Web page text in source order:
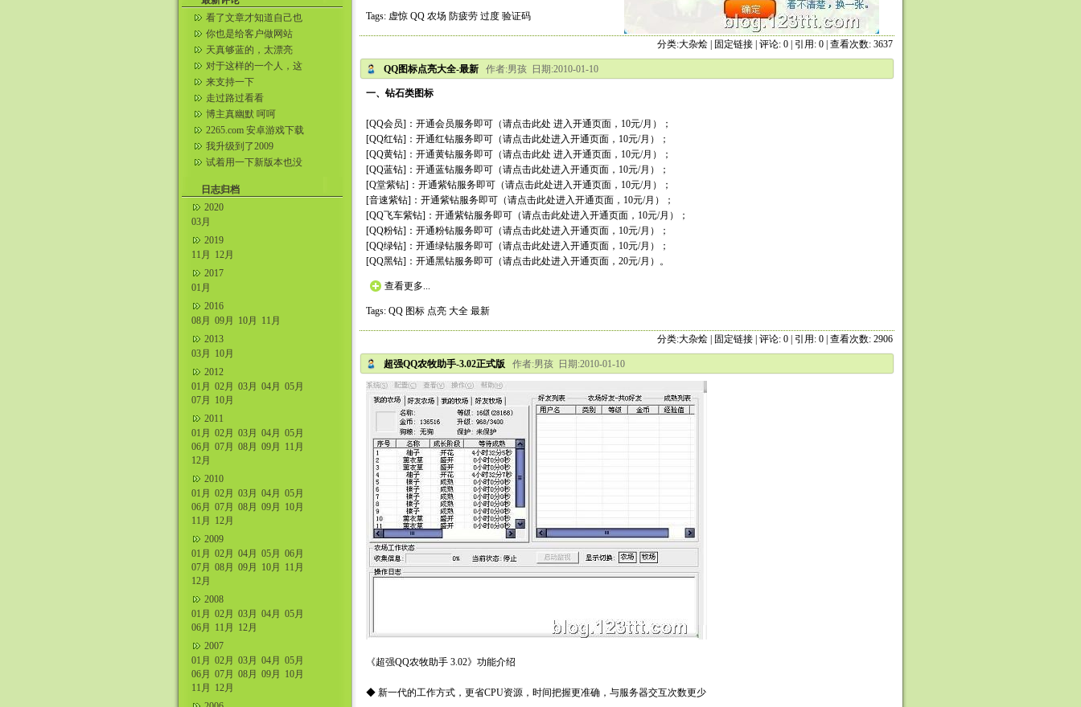
Tags: 虚惊 QQ 农场 防疲劳 过度 验证码
分类:大杂烩 固定链接 评论: 0 | 引用: 0 | 查看次数: 3637
QQ图标点亮大全-最新 作者:男孩 日期:2010-01-10
一、钻石类图标
[QQ会员] ：开通会员服务即可（请点击此处 进入开通页面，10元/月）；
[QQ红钻]：开通红钻服务即可（请点击此处进入开通页面，10元/月）；
[QQ黄钻]：开通黄钻服务即可（请点击此处 进入开通页面，10元/月）；
[QQ蓝钻]：开通蓝钻服务即可（请点击此处进入开通页面，10元/月）；
[Q堂紫钻]：开通紫钻服务即可（请点击此处进入开通页面，10元/月）；
[音速紫钻]：开通紫钻服务即可（请点击此处进入开通页面，10元/月）；
[QQ飞车紫钻]：开通紫钻服务即可（请点击此处进入开通页面，10元/月）；
[QQ粉钻]：开通粉钻服务即可（请点击此处进入开通页面，10元/月）；
[QQ绿钻]：开通绿钻服务即可（请点击此处进入开通页面，10元/月）；
[QQ黑钻]：开通黑钻服务即可（请点击此处进入开通页面，20元/月）。
查看更多...
Tags: QQ 图标 点亮 大全 最新
分类:大杂烩 固定链接 评论: 0 | 引用: 0 | 查看次数: 2906
超强QQ农牧助手-3.02正式版 作者:男孩 日期:2010-01-10
《超强QQ农牧助手 3.02》功能介绍
◆ 新一代的工作方式，更省CPU资源，时间把握更准确，与服务器交互次数更少
看了文章才知道自己也
是嘴贱的人。
你也是给客户做网站
吗？同行。我自己弄了
美国服务器给...
天真够蓝的，太漂亮
了。咱们这都看不到。
对于这样的一个人，这
样的一个女人，我们就
应该这样的...
来支持一下
走过路过看看
博主真幽默 呵呵
2265.com 安卓游戏下载
我升级到了2009
试着用一下新版本也没
日志归档
2020
03月
2019
11月
12月
2017
01月
2016
08月 09月 10月
11月
2013
03月
10月
2012
01月 02月 03月 04月 05月
07月
10月
2011
01月 02月 03月 04月 05月
06月 07月 08月 09月
11月
12月
2010
01月 02月 03月 04月 05月
06月 07月 08月 09月
10月
11月
12月
2009
01月 02月 04月 05月 06月
07月 08月 09月 10月
11月
12月
2008
01月 02月 03月 04月 05月
06月
11月
12月
2007
01月 02月 03月 04月 05月
06月 07月 08月 09月
10月
11月
12月